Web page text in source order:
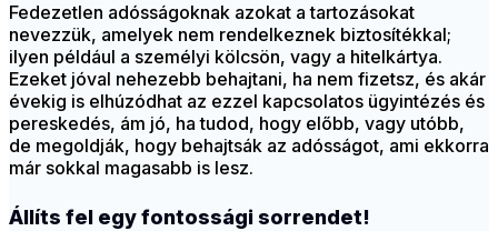
Fedezetlen adósságoknak azokat a tartozásokat
nevezzük, amelyek nem rendelkeznek biztosítékkal;
ilyen például a személyi kölcsön, vagy a hitelkártya.
Ezeket jóval nehezebb behajtani, ha nem fizetsz, és akár
évekig is elhúzódhat az ezzel kapcsolatos ügyintézés és
pereskedés, ám jó, ha tudod, hogy előbb, vagy utóbb,
de megoldják, hogy behajtsák az adósságot, ami ekkorra
már sokkal magasabb is lesz.
Állíts fel egy fontossági sorrendet!